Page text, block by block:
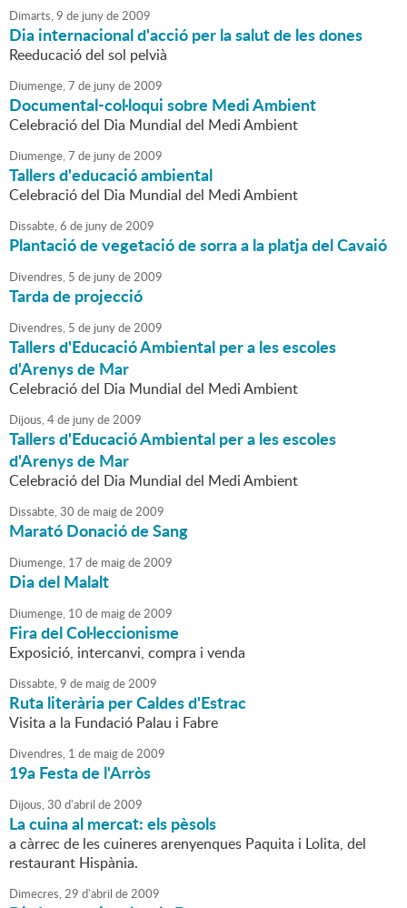
Dimarts,9 de junyde2009
Dia internacional d'acció per la salut de les dones
Reeducació del sol pelvià
Diumenge,7 de junyde2009
Documental-col·loqui sobre Medi Ambient
Celebració del Dia Mundial del Medi Ambient
Diumenge,7 de junyde2009
Tallers d'educació ambiental
Celebració del Dia Mundial del Medi Ambient
Dissabte,6 de junyde2009
Plantació de vegetació de sorra a la platja del Cavaió
Divendres, 5 de junyde2009
Tarda de projecció
Divendres, 5 de junyde2009
Tallers d'Educació Ambiental per a les escoles
d'Arenys de Mar
Celebració del Dia Mundial del Medi Ambient
Dijous,4de junyde2009
Tallers d'Educació Ambiental per a les escoles
d'Arenys de Mar
Celebració del Dia Mundial del Medi Ambient
Dissabte,30 de maigde2009
Marató Donació de Sang
Diumenge, 17 de maigde2009
Dia del Malalt
Diumenge, 10 de maigde2009
Fira del Col·leccionisme
Exposició, intercanvi, compra i venda
Dissabte,9 de maigde2009
Ruta literària per Caldes d'Estrac
Visita a la Fundació Palau i Fabre
Divendres, 1 de maigde2009
19a Festa de l'Arròs
Dijous,30 d'abril de2009
La cuina al mercat: els pèsols
a càrrec de les cuineres arenyenques Paquita i Lolita, del
restaurant Hispània.
Dimecres,29 d'abril de2009